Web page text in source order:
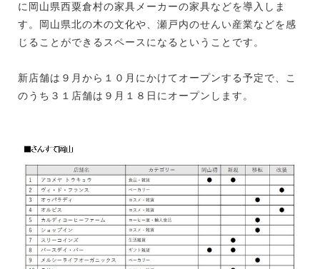
に岡山県西粟倉村の家具メーカーの家具などを導入しま
す。岡山県北の木の文化や、瀬戸内のせんい産業などを感
じることができるスペースになるということです。
新店舗は９月から１０月にかけてオープンする予定で、こ
のうち３１店舗は９月１８日にオープンします。